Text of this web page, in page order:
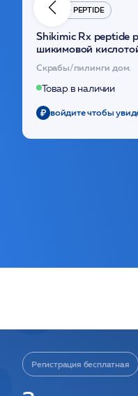
HYDRO PEPTIDE
Shikimic Rx peptide
шикимовой
(30шт) /HP
Скрабы/пилинги дом.
Товар в наличии
войдите чтобы
Регистрация бесплатная